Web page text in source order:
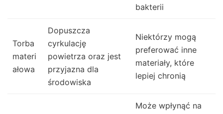
bakterii
Torba
materi
ałowa
Dopuszcza
cyrkulację
powietrza oraz jest
przyjazna dla
środowiska
Niektórzy mogą
preferować inne
materiały, które
lepiej chronią
Może wpłynąć na